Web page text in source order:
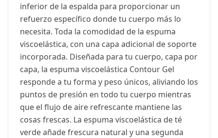
inferior de la espalda para proporcionar un
refuerzo específico donde tu cuerpo más lo
necesita. Toda la comodidad de la espuma
viscoelástica, con una capa adicional de soporte
incorporada. Diseñada para tu cuerpo, capa por
capa, la espuma viscoelástica Contour Gel
responde a tu forma y peso únicos, aliviando los
puntos de presión en todo tu cuerpo mientras
que el flujo de aire refrescante mantiene las
cosas frescas. La espuma viscoelástica de té
verde añade frescura natural y una segunda